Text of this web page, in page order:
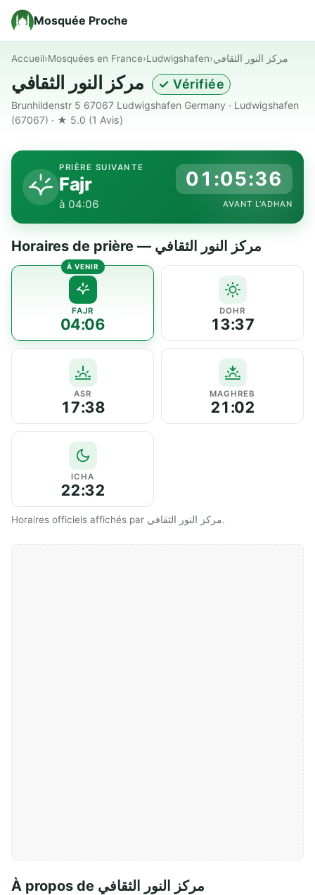
Mosquée Proche
Accueil›Mosquées en France›Ludwigshafen›مركز النور الثقافي
✓ Vérifiée
Brunhildenstr 5 67067 Ludwigshafen Germany · Ludwigshafen
(67067) · ★ 5.0 (1 Avis)
PRIÈRE SUIVANTE
Fajr
à 04:06
01:05:35
AVANT L'ADHAN
Horaires de prière — مركز النور الثقافي
FAJR
04:06
DOHR
13:37
ASR
17:38
MAGHREB
21:02
ICHA
22:32
Horaires officiels affichés par مركز النور الثقافي.
À propos de مركز النور الثقافي